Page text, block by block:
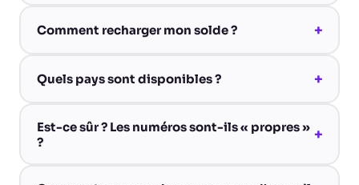
Comment recharger mon solde ? +
Quels pays sont disponibles ? +
Est-ce sûr ? Les numéros sont-ils « propres »
?
+